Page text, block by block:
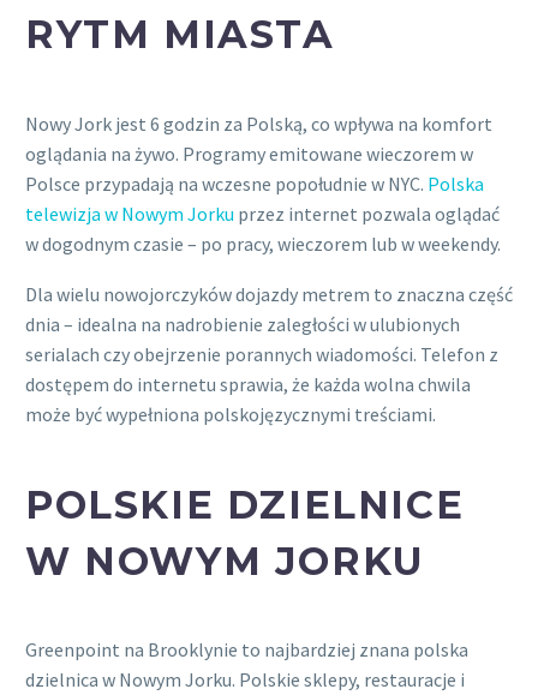
RYTM MIASTA
Nowy Jork jest 6 godzin za Polską, co wpływa na komfort
oglądania na żywo. Programy emitowane wieczorem w
Polsce przypadają na wczesne popołudnie w NYC. Polska
telewizja w Nowym Jorku przez internet pozwala oglądać
w dogodnym czasie – po pracy, wieczorem lub w weekendy.
Dla wielu nowojorczyków dojazdy metrem to znaczna część
dnia – idealna na nadrobienie zaległości w ulubionych
serialach czy obejrzenie porannych wiadomości. Telefon z
dostępem do internetu sprawia, że każda wolna chwila
może być wypełniona polskojęzycznymi treściami.
POLSKIE DZIELNICE
W NOWYM JORKU
Greenpoint na Brooklynie to najbardziej znana polska
dzielnica w Nowym Jorku. Polskie sklepy, restauracje i